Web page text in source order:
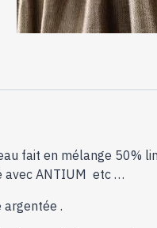
fait en mélange 50%
avec ANTIUM etc …
argentée .